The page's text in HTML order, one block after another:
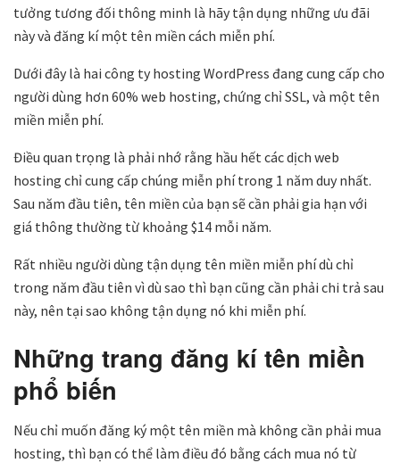
tưởng tương đối thông minh là hãy tận dụng những ưu đãi
này và đăng kí một tên miền cách miễn phí.
Dưới đây là hai công ty hosting WordPress đang cung cấp cho
người dùng hơn 60% web hosting, chứng chỉ SSL, và một tên
miền miễn phí.
Điều quan trọng là phải nhớ rằng hầu hết các dịch web
hosting chỉ cung cấp chúng miễn phí trong 1 năm duy nhất.
Sau năm đầu tiên, tên miền của bạn sẽ cần phải gia hạn với
giá thông thường từ khoảng $14 mỗi năm.
Rất nhiều người dùng tận dụng tên miền miễn phí dù chỉ
trong năm đầu tiên vì dù sao thì bạn cũng cần phải chi trả sau
này, nên tại sao không tận dụng nó khi miễn phí.
Những trang đăng kí tên miền
phổ biến
Nếu chỉ muốn đăng ký một tên miền mà không cần phải mua
hosting, thì bạn có thể làm điều đó bằng cách mua nó từ